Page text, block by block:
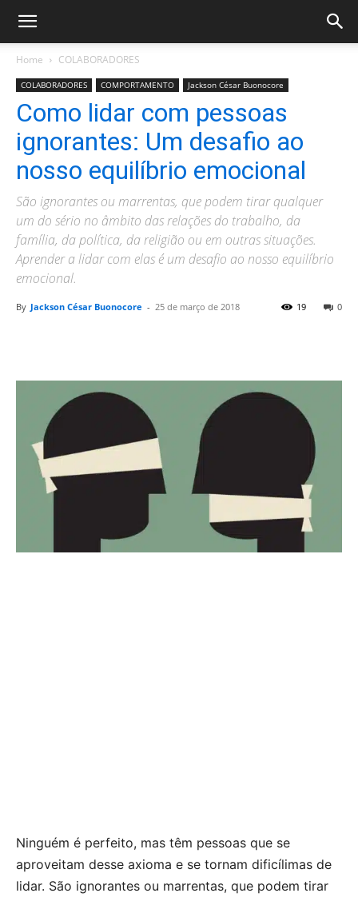
Home COLABORADORES
COLABORADORES COMPORTAMENTO Jackson César Buonocore
Como lidar com pessoas
ignorantes: Um desafio ao
nosso equilíbrio emocional
São ignorantes ou marrentas, que podem tirar qualquer
um do sério no âmbito das relações do trabalho, da
família, da política, da religião ou em outras situações.
Aprender a lidar com elas é um desafio ao nosso equilíbrio
emocional.
By Jackson César Buonocore - 25 de março de 2018 0
19
Ninguém é perfeito, mas têm pessoas que se
aproveitam desse axioma e se tornam dificílimas de
lidar. São ignorantes ou marrentas, que podem tirar